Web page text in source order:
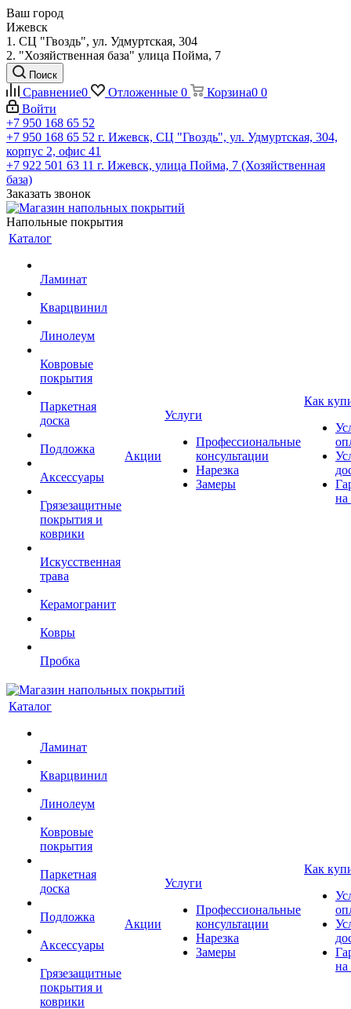
Ваш город
Ижевск
1. СЦ "Гвоздь", ул. Удмуртская, 304
2. "Хозяйственная база" улица Пойма, 7
Поиск
Сравнение0 Отложенные 0 Корзина0 0
Войти
+7 950 168 65 52
+7 950 168 65 52 г. Ижевск, СЦ "Гвоздь", ул. Удмуртская, 304,
корпус 2, офис 41
+7 922 501 63 11 г. Ижевск, улица Пойма, 7 (Хозяйственная
база)
Заказать звонок
Напольные покрытия
Каталог
Ламинат
Кварцвинил
Линолеум
Ковровые
покрытия
Паркетная
доска
Подложка
Аксессуары
Грязезащитные
покрытия и
коврики
Искусственная
трава
Керамогранит
Ковры
Пробка
Акции
Услуги
Профессиональные
консультации
Нарезка
Замеры
Как
на
Каталог
Ламинат
Кварцвинил
Линолеум
Ковровые
покрытия
Паркетная
доска
Подложка
Аксессуары
Грязезащитные
покрытия и
коврики
Акции
Услуги
Профессиональные
консультации
Нарезка
Замеры
Как
на